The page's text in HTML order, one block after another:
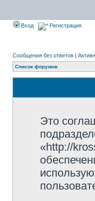
Вход Регистрация
Сообщения без ответов |
Список форумов
Это
«http://